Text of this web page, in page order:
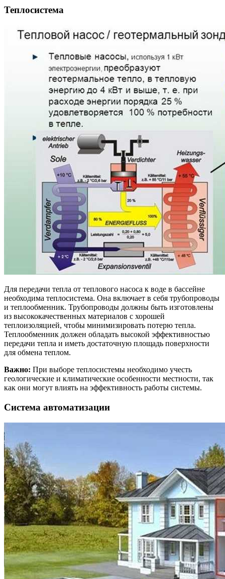
Теплосистема
Для передачи тепла от теплового насоса к воде в бассейне
необходима теплосистема. Она включает в себя трубопроводы
и теплообменник. Трубопроводы должны быть изготовлены
из высококачественных материалов с хорошей
теплоизоляцией, чтобы минимизировать потерю тепла.
Теплообменник должен обладать высокой эффективностью
передачи тепла и иметь достаточную площадь поверхности
для обмена теплом.
Важно: При выборе теплосистемы необходимо учесть
геологические и климатические особенности местности, так
как они могут влиять на эффективность работы системы.
Система автоматизации